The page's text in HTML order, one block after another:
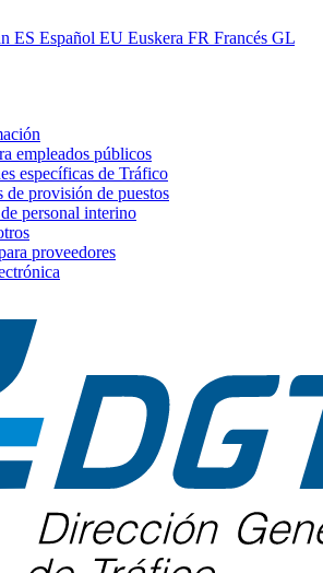
ES Español EU Euskera FR Francés GL
empleados públicos
específicas de Tráfico
de provisión de puestos
personal interino
proveedores